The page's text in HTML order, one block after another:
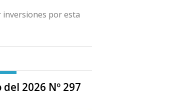
inversiones por esta
2026 Nº 297